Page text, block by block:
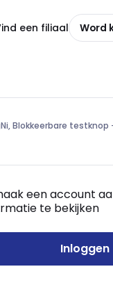
een filiaal Word
Blokkeerbare
een account
te bekijken
Inloggen